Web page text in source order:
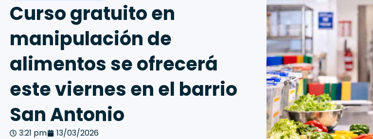
Curso gratuito en
manipulación de
alimentos se ofrecerá
este viernes en el barrio
San Antonio
3:21 pm 13/03/2026